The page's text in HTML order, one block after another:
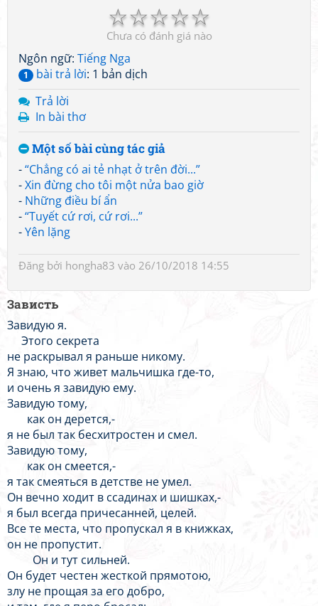
☆
☆
☆
☆
☆
Chưa có đánh giá nào
Ngôn ngữ: Tiếng Nga
1 bài trả lời: 1 bản dịch
Trả lời
In bài thơ
Một số bài cùng tác giả
-“Chẳng có ai tẻ nhạt ở trên đời...”
-Xin đừng cho tôi một nửa bao giờ
- Những điều bí ẩn
-“Tuyết cứ rơi, cứ rơi...”
-Yên lặng
Đăng bởi hongha83 vào 26/10/2018 14:55
Зависть
Завидую я.
Этого секрета
не раскрывал я раньше никому.
Я знаю, что живет мальчишка где-то,
и очень я завидую ему.
Завидую тому,
как он дерется,-
я не был так бесхитростен и смел.
Завидую тому,
как он смеется,-
я так смеяться в детстве не умел.
Он вечно ходит в ссадинах и шишках,-
я был всегда причесанней, целей.
Все те места, что пропускал я в книжках,
он не пропустит.
Он и тут сильней.
Он будет честен жесткой прямотою,
злу не прощая за его добро,